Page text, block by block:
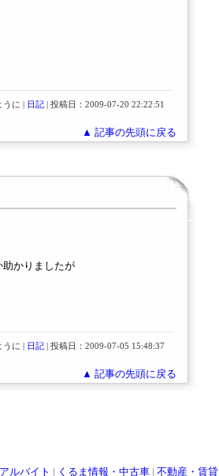
うに | 日記 | 投稿日：2009-07-20 22:22:51
▲ 記事の先頭に戻る
かりましたが
うに | 日記 | 投稿日：2009-07-05 15:48:37
▲ 記事の先頭に戻る
ルバイト くるま情報・中古車 不動産・賃貸